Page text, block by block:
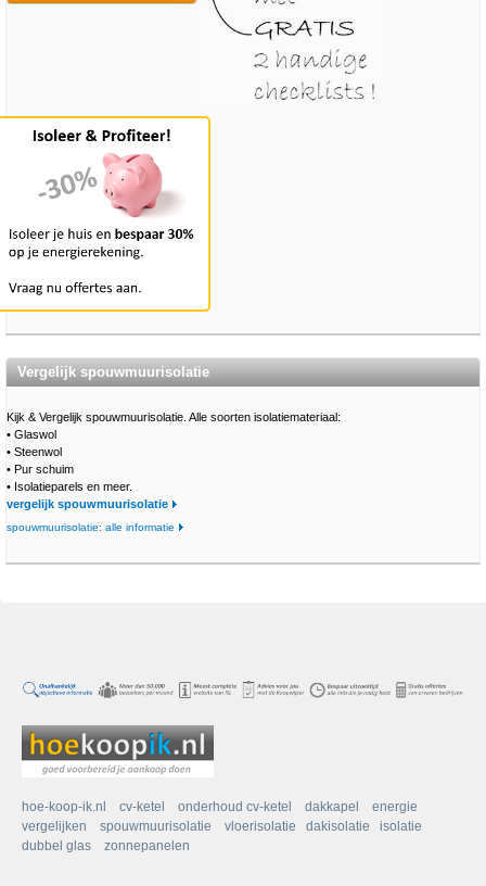
Vergelijk spouwmuurisolatie
Kijk & Vergelijk spouwmuurisolatie. Alle soorten isolatiemateriaal:
• Glaswol
• Steenwol
• Pur schuim
• Isolatieparels en meer.
vergelijk spouwmuurisolatie
spouwmuurisolatie: alle informatie
hoe-koop-ik.nl cv-ketel onderhoud cv-ketel dakkapel
energie
vergelijken
spouwmuurisolatie vloerisolatie dakisolatie
isolatie
dubbel glas
zonnepanelen